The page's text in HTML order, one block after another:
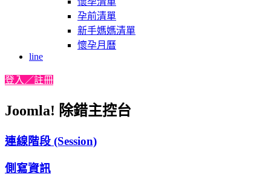
孕前清單
新手媽媽清單
懷孕月曆
line
登入／註冊
Joomla! 除錯主控台
連線階段 (Session)
側寫資訊